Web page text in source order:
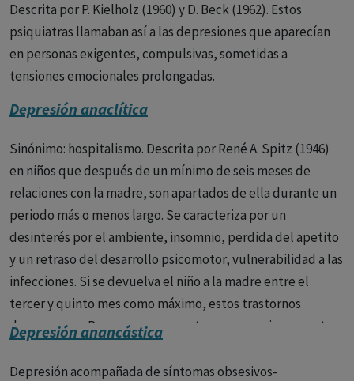
SíntomasLos síntomas de la depresión pueden variar de
persona a persona y pueden aparecer y desaparecer con el
tiempo. Algunos de los síntomas más comunes incluyen:
- Sentimientos de irritabilidad, frustración o
intranquilidad.
- Sentimientos de culpabilidad, inutilidad o impotencia.
- Pérdida de interés o placer en las actividades que antes
se disfrutaban.
- Cambios en el apetito o en el peso.
decisiones.
Descrita por P. Kielholz (1960) y D. Beck (1962). Estos
psiquiatras llamaban así a las depresiones que aparecían
en personas exigentes, compulsivas, sometidas a
tensiones emocionales prolongadas.
Depresión anaclítica
Sinónimo: hospitalismo. Descrita por René A. Spitz (1946)
en niños que después de un mínimo de seis meses de
relaciones con la madre, son apartados de ella durante un
periodo más o menos largo. Se caracteriza por un
desinterés por el ambiente, insomnio, perdida del apetito
y un retraso del desarrollo psicomotor, vulnerabilidad a las
infecciones. Si se devuelva el niño a la madre entre el
tercer y quinto mes como máximo, estos trastornos
desaparecen. Para que se presente es necesario que antes
Depresión anancástica
Depresión acompañada de síntomas obsesivos-